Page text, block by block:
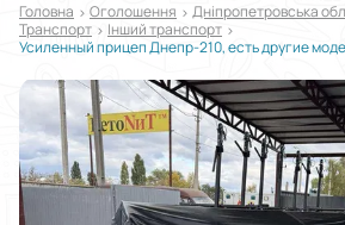
Головна Оголошення Дніпропетровська
Транспорт
Інший транспорт
Усиленный прицеп Днепр-210, есть другие